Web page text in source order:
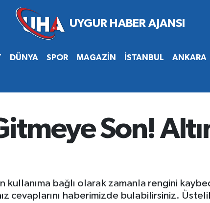
DÜNYA SPOR MAGAZİN İSTANBUL ANKARA
Son!
bağlı olarak zamanla rengini
cevaplarını haberimizde bulabilirsiniz.